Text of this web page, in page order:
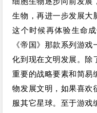
生物，再进一步发展大
这个时候再体验生命
《帝国》那款系列游戏
化到现在文明 发展。除
重要的战略要素和简易
物发展文明，如果喜欢
服其它星球。至于游戏